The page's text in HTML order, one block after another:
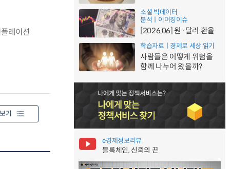
레이션
기
소셜 빅데이터
분석ㅣ이머징이슈
[2026.06] 원·달러 환율
학습자료ㅣ경제로 세상 읽기
사람들은 어떻게 위험을
함께 나누어 왔을까?
e경제정보리뷰
블록체인, 신뢰의 끈